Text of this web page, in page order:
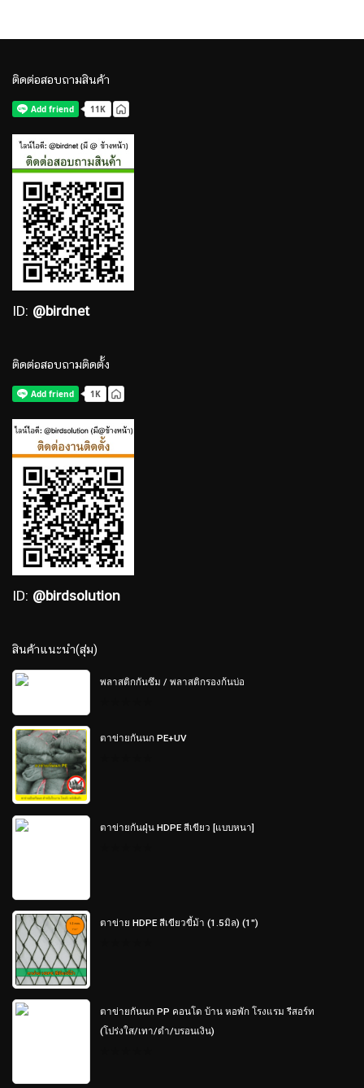
ติดต่อสอบถามสินค้า
ID: @birdnet
ติดต่อสอบถามติดตั้ง
ID: @birdsolution
สินค้าแนะนำ(สุ่ม)
พลาสติกกันซึม / พลาสติกรองก้นบ่อ
of
5
ตาข่ายกันนก PE+UV
ตาข่ายกันฝุ่น HDPE สีเขียว [แบบหนา]
ตาข่าย HDPE สีเขียวขี้ม้า (1.5มิล) (1")
ตาข่ายกันนก PP คอนโด บ้าน หอพัก โรงแรม รีสอร์ท
(โปร่งใส/เทา/ดำ/บรอนเงิน)